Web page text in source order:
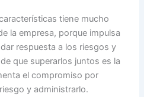
tiene mucho
la empresa, porque impulsa
respuesta a los riesgos y
que superarlos juntos es la
el compromiso por
y administrarlo.